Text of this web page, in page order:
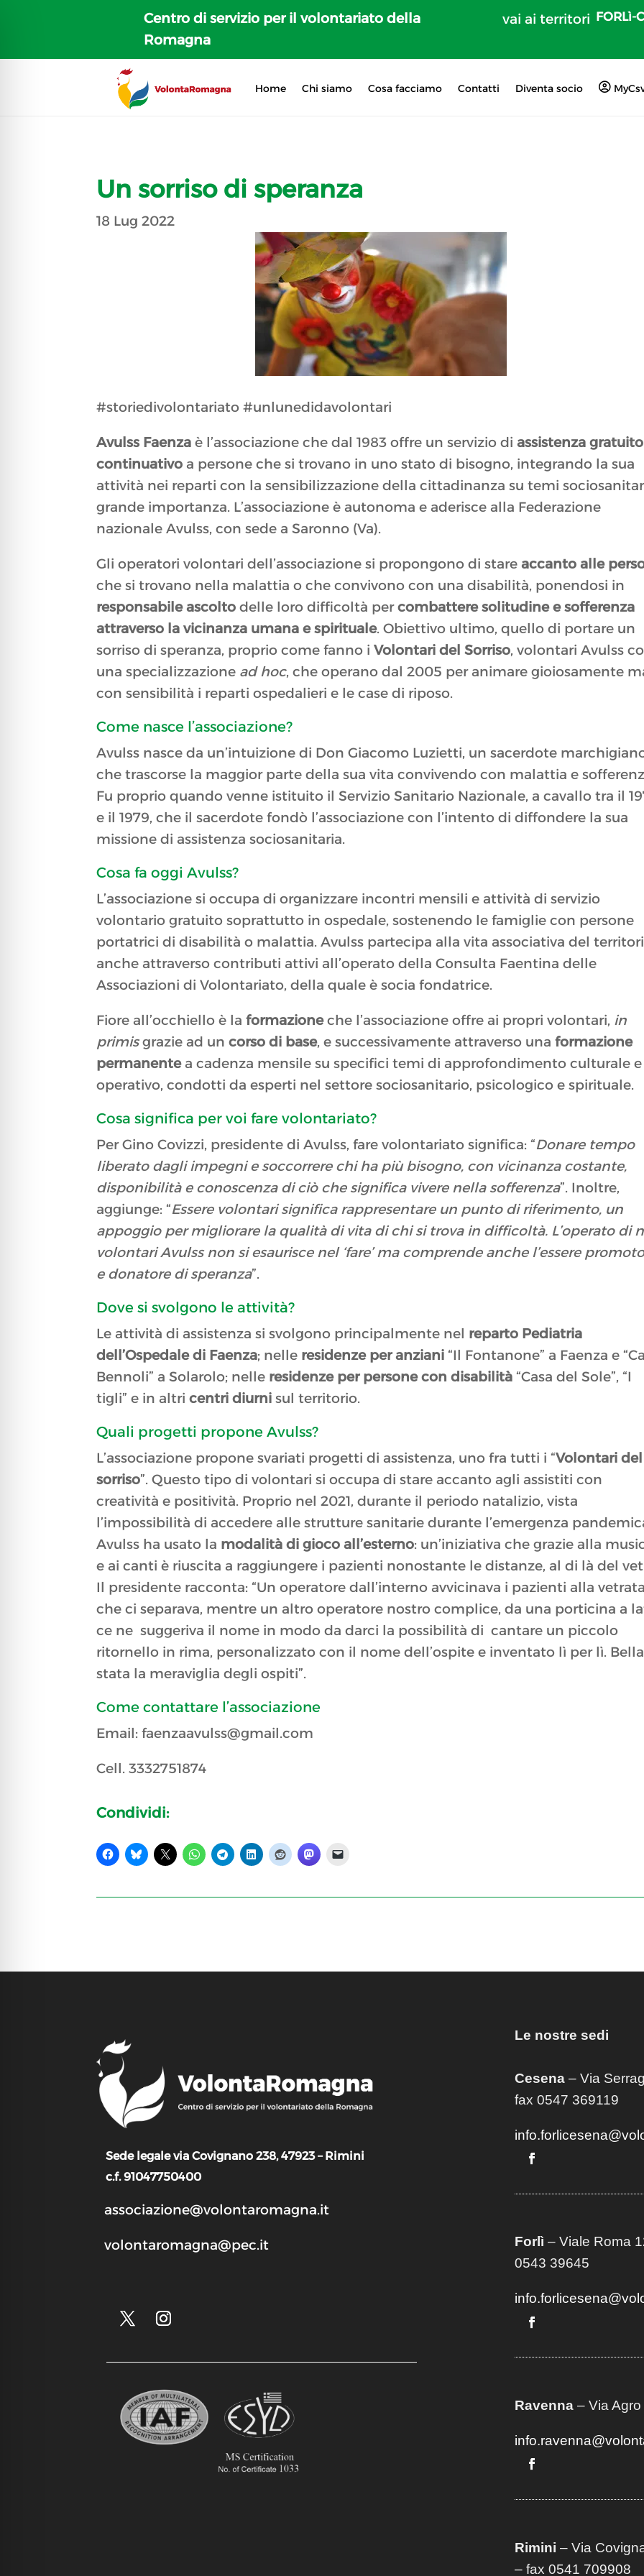
Centro di servizio per il volontariato della
Romagna
vai ai territori FORLì-
Home Chi siamo Cosa facciamo Contatti Diventa socio
Un sorriso di speranza
18 Lug 2022
#storiedivolontariato #unlunedidavolontari
Avulss Faenza è l’associazione che dal 1983 offre un servizio diassistenza
continuativo a persone che si trovano in uno stato di bisogno, integrando la sua
attività nei reparti con la sensibilizzazione della cittadinanza su temi
grande importanza. L’associazione è autonoma e aderisce alla Federazione
nazionale Avulss, con sede a Saronno (Va).
Gli operatori volontari dell’associazione si propongono di stareaccanto alle
che si trovano nella malattia o che convivono con una disabilità, ponendosi in
responsabile ascolto delle loro difficoltà percombattere solitudine e sofferenza
attraverso la vicinanza umana e spirituale. Obiettivo ultimo, quello di portare un
sorriso di speranza, proprio come fanno iVolontari del Sorriso, volontari Avulss
una specializzazione ad hoc, che operano dal 2005 per animare gioiosamente
con sensibilità i reparti ospedalieri e le case di riposo.
Come nasce l’associazione?
Avulss nasce da un’intuizione di Don Giacomo Luzietti, un sacerdote
che trascorse la maggior parte della sua vita convivendo con malattia e
Fu proprio quando venne istituito il Servizio Sanitario Nazionale, a cavallo tra il
e il 1979, che il sacerdote fondò l’associazione con l’intento di diffondere la sua
missione di assistenza sociosanitaria.
Cosa fa oggi Avulss?
L’associazione si occupa di organizzare incontri mensili e attività di servizio
volontario gratuito soprattutto in ospedale, sostenendo le famiglie con persone
portatrici di disabilità o malattia. Avulss partecipa alla vita associativa del
anche attraverso contributi attivi all’operato della Consulta Faentina delle
Associazioni di Volontariato, della quale è socia fondatrice.
Fiore all’occhiello è laformazioneche l’associazione offre ai propri volontari, in
primisgrazie ad uncorso di base, e successivamente attraverso una formazione
permanentea cadenza mensile su specifici temi di approfondimento culturale e
operativo, condotti da esperti nel settore sociosanitario, psicologico e spirituale.
Cosa significa per voi fare volontariato?
Per Gino Covizzi, presidente di Avulss, fare volontariato significa: “Donare tempo
liberato dagli impegni e soccorrere chi ha più bisogno, con vicinanza costante,
disponibilità e conoscenza di ciò che significa vivere nella sofferenza”. Inoltre,
aggiunge: “Essere volontari significa rappresentare un punto di riferimento, un
appoggio per migliorare la qualità di vita di chi si trova in difficoltà. L’operato di
volontari Avulss non si esaurisce nel ‘fare’ ma comprende anche l’essere
e donatore di speranza”.
Dove si svolgono le attività?
Le attività di assistenza si svolgono principalmente nel reparto Pediatria
dell’Ospedale di Faenza; nelle residenze per anziani “Il Fontanone” a Faenza e
Bennoli” a Solarolo; nelle residenze per persone con disabilità “Casa del Sole”, “I
tigli” e in altri centri diurni sul territorio.
Quali progetti propone Avulss?
L’associazione propone svariati progetti di assistenza, uno fra tutti i “Volontari del
sorriso”. Questo tipo di volontari si occupa di stare accanto agli assistiti con
creatività e positività. Proprio nel 2021, durante il periodo natalizio, vista
l’impossibilità di accedere alle strutture sanitarie durante l’emergenza
Avulss ha usato la modalità di gioco all’esterno: un’iniziativa che grazie alla
e ai canti è riuscita a raggiungere i pazienti nonostante le distanze, al di là del
Il presidente racconta: “Un operatore dall’interno avvicinava i pazienti alla
che ci separava, mentre un altro operatore nostro complice, da una porticina a
ce ne suggeriva il nome in modo da darci la possibilità di cantare un piccolo
ritornello in rima, personalizzato con il nome dell’ospite e inventato lì per lì.
stata la meraviglia degli ospiti”.
Come contattare l’associazione
Email: faenzaavulss@gmail.com
Cell. 3332751874
Condividi:
Sede legale via Covignano 238, 47923 – Rimini
c.f. 91047750400
associazione@volontaromagna.it
volontaromagna@pec.it
Le nostre sedi
Cesena– Via
fax 0547 369119
Forlì – Viale Roma
0543 39645
Ravenna– Via Agro
Rimini – Via
– fax 0541 709908